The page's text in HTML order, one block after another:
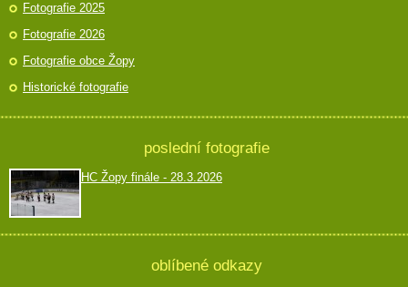
Fotografie 2025
Fotografie 2026
Fotografie obce Žopy
Historické fotografie
poslední fotografie
HC Žopy finále - 28.3.2026
oblíbené odkazy